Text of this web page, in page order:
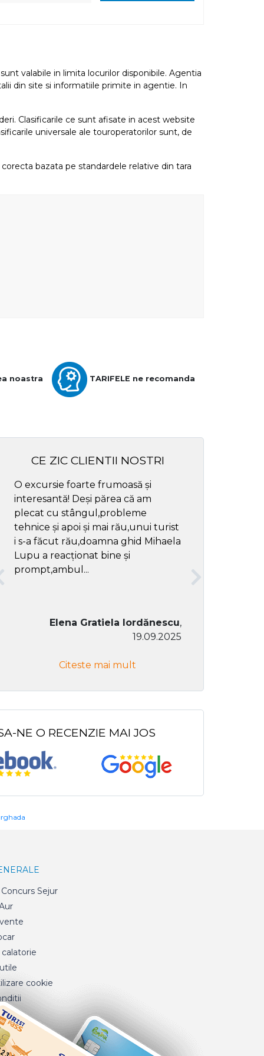
valabile in limita locurilor disponibile. Agentia
din site si informatiile primite in agentie. In
Clasificarile ce sunt afisate in acest website
universale ale touroperatorilor sunt, de
bazata pe standardele relative din tara
noastra TARIFELE ne recomanda
CE ZIC CLIENTII NOSTRI
O excursie foarte frumoasă și
interesantă! Deși părea că am
plecat cu stângul,probleme
tehnice și apoi și mai rău,unui turist
i s-a făcut rău,doamna ghid Mihaela
Lupu a reacționat bine și
prompt,ambul...
Elena Gratiela Iordănescu,
19.09.2025
Citeste mai mult
NE O RECENZIE MAI JOS
Sejur
cookie